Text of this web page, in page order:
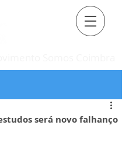
será novo falhanço